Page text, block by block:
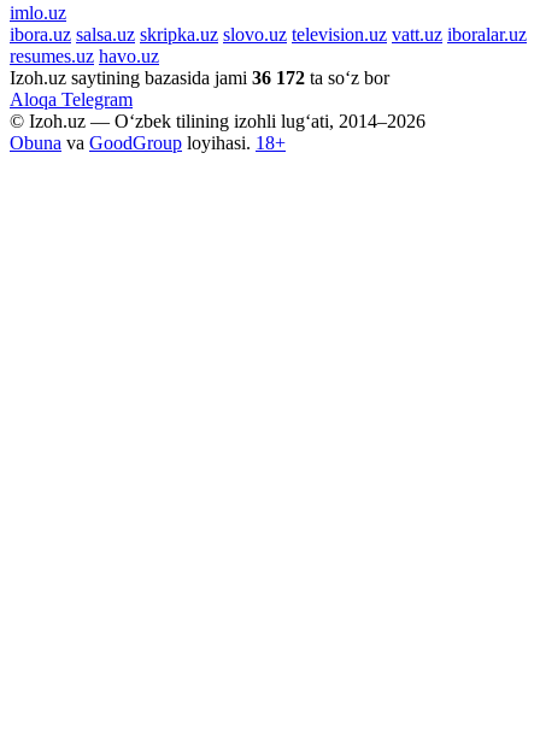
imlo.uz
ibora.uz salsa.uz skripka.uz slovo.uz television.uz vatt.uz iboralar.uz
resumes.uz havo.uz
Izoh.uz saytining bazasida jami 36 172 ta so‘z bor
Aloqa Telegram
© Izoh.uz — O‘zbek tilining izohli lug‘ati, 2014–2026
Obuna va GoodGroup loyihasi. 18+